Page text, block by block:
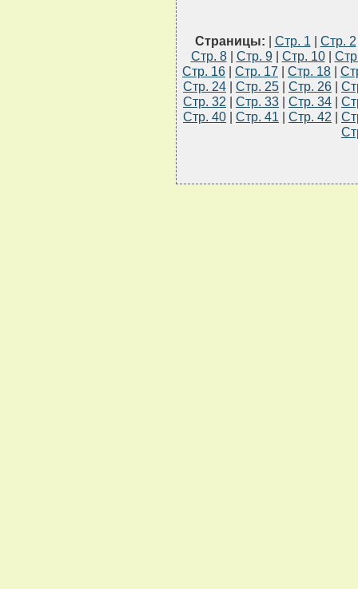
Страницы: | Стр. 1 | Стр. 2
Стр. 8| Стр. 9| Стр. 10|
Стр. 16 | Стр. 17 | Стр. 18 |
Стр. 24 | Стр. 25 | Стр. 26 |
Стр. 32 | Стр. 33 | Стр. 34 |
Стр. 40 | Стр. 41 | Стр. 42 |